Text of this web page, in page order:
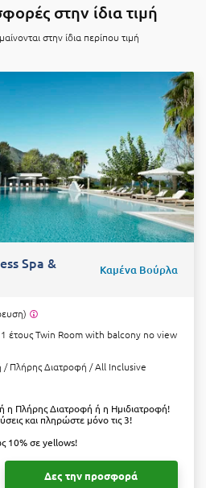
στην ίδια τιμή
στην ίδια περίπου τιμή
Spa & Καμένα Βούρλα
έτουςTwin Room with balcony no view
/ Πλήρης Διατροφή / All Inclusive
Πλήρης Διατροφή ή η Ημιδιατροφή!
και πληρώστε μόνο τις 3!
10% σε yellows!
Δες την προσφορά